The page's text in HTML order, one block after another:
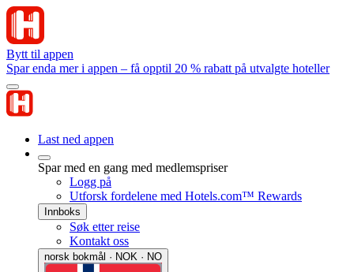
Bytt til appen
Spar enda mer i appen – få opptil 20 % rabatt på utvalgte hoteller
Last ned appen
Spar med en gang med medlemspriser
Logg på
Utforsk fordelene med Hotels.com™ Rewards
Innboks
Søk etter reise
Kontakt oss
norsk bokmål · NOK · NO